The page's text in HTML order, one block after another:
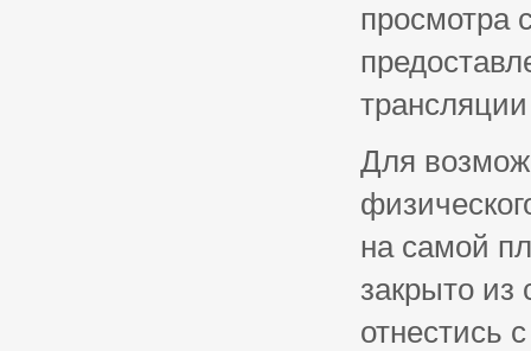
просмотра
Для
на самой
закрыто из
отнестись